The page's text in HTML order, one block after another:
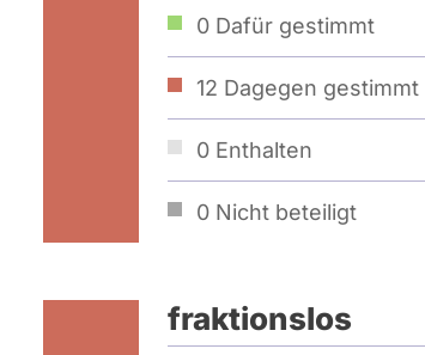
0 Dafür gestimmt
12 Dagegen gestimmt
0 Enthalten
0 Nicht beteiligt
fraktionslos